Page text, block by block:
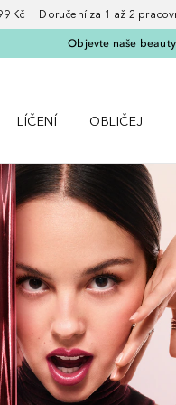
Kč Doručení za 1 až 2
Objevte naše
LÍČENÍ
OBLIČEJ